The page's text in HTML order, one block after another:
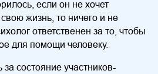
если он не хочет
жизнь, то ничего и не
ответственен за то, чтобы
для помощи человеку.
за состояние участников-